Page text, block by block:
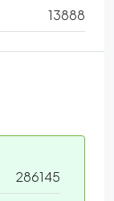
13888
286145